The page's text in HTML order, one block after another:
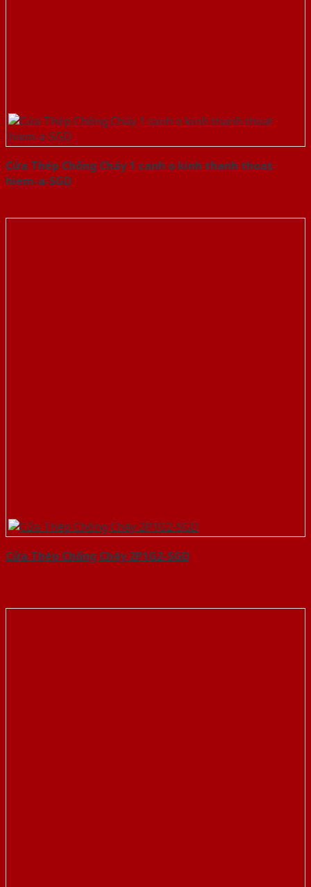
Cửa Thép Chống Cháy 1 canh o kinh thanh thoat
hiem-a-SGD
Cửa Thép Chống Cháy 2P1G2-SGD